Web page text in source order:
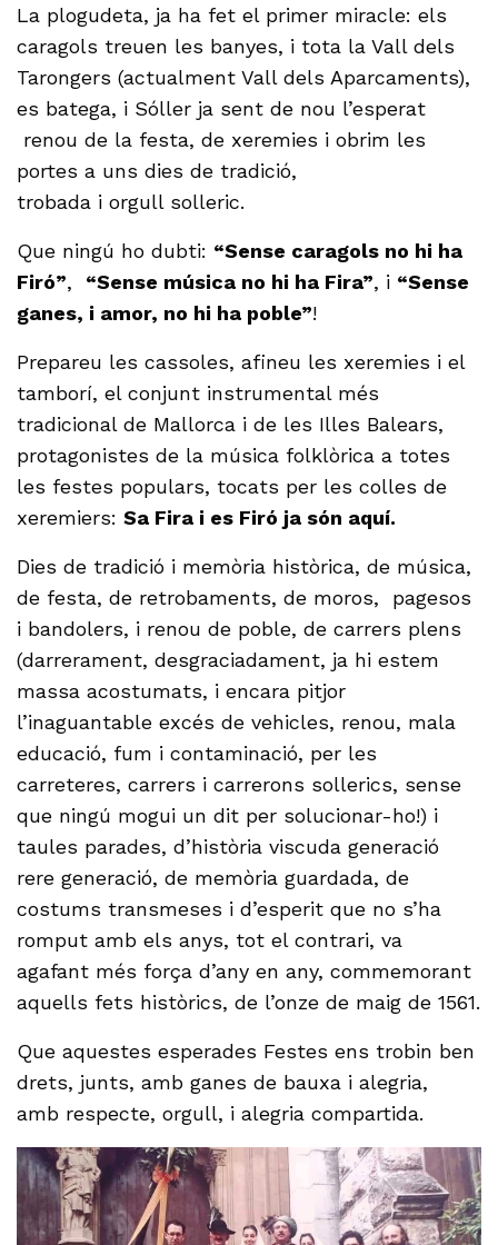
La plogudeta, ja ha fet el primer miracle: els
caragols treuen les banyes, i tota la Vall dels
Tarongers (actualment Vall dels Aparcaments),
es batega, i Sóller ja sent de nou l’esperat
renou de la festa, de xeremies i obrim les
portes a uns dies de tradició,
trobada i orgull solleric.
Que ningú ho dubti: “Sense caragols no hi ha
Firó”, “Sense música no hi ha Fira”, i “Sense
ganes, i amor, no hi ha poble”!
Prepareu les cassoles, afineu les xeremies i el
tamborí, el conjunt instrumental més
tradicional de Mallorca i de les Illes Balears,
protagonistes de la música folklòrica a totes
les festes populars, tocats per les colles de
xeremiers:Sa Fira i es Firó ja són aquí.
Dies de tradició i memòria històrica, de música,
de festa, de retrobaments, de moros, pagesos
i bandolers, i renou de poble, de carrers plens
(darrerament, desgraciadament, ja hi estem
massa acostumats, i encara pitjor
l’inaguantable excés de vehicles, renou, mala
educació, fum i contaminació, per les
carreteres, carrers i carrerons sollerics, sense
que ningú mogui un dit per solucionar-ho!) i
taules parades, d’història viscuda generació
rere generació, de memòria guardada, de
costums transmeses i d’esperit que no s’ha
romput amb els anys, tot el contrari, va
agafant més força d’any en any, commemorant
aquells fets històrics, de l’onze de maig de 1561.
Que aquestes esperades Festes ens trobin ben
drets, junts, amb ganes de bauxa i alegria,
amb respecte, orgull, i alegria compartida.